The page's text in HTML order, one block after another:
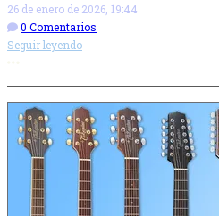
26 de enero de 2026, 19:44
0 Comentarios
Seguir leyendo